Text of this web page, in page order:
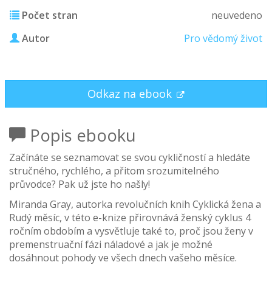
Počet stran
neuvedeno
Autor
Pro vědomý život
Odkaz na ebook
Popis ebooku
Začínáte se seznamovat se svou cykličností a hledáte
stručného, rychlého, a přitom srozumitelného
průvodce? Pak už jste ho našly!
Miranda Gray, autorka revolučních knih Cyklická žena a
Rudý měsíc, v této e-knize přirovnává ženský cyklus 4
ročním obdobím a vysvětluje také to, proč jsou ženy v
premenstruační fázi náladové a jak je možné
dosáhnout pohody ve všech dnech vašeho měsíce.